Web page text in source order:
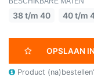
38 t/m 40 40 t/m
OPSLAAN
Product